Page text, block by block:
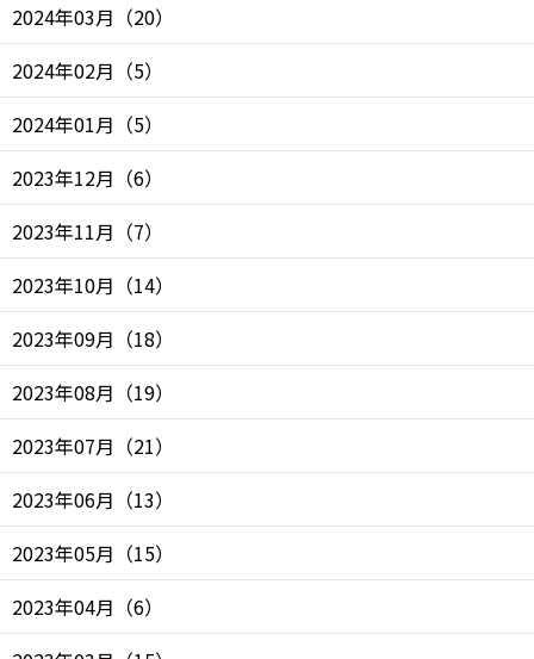
2024年03月 （20）
2024年02月 （5）
2024年01月 （5）
2023年12月 （6）
2023年11月 （7）
2023年10月 （14）
2023年09月 （18）
2023年08月 （19）
2023年07月 （21）
2023年06月 （13）
2023年05月 （15）
2023年04月 （6）